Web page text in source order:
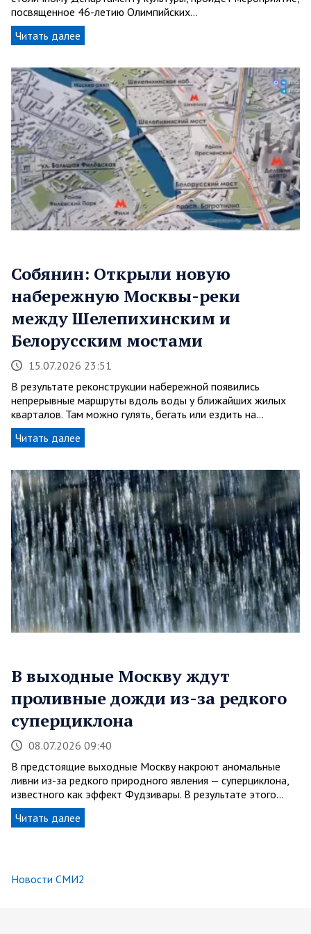
посвященное 46-летию Олимпийских…
Читать далее
Собянин: Открыли новую
набережную Москвы-реки
между Шелепихинским и
Белорусским мостами
15.07.2026 23:51
В результате реконструкции набережной появились
непрерывные маршруты вдоль воды у ближайших жилых
кварталов. Там можно гулять, бегать или ездить на…
Читать далее
В выходные Москву ждут
проливные дожди из-за редкого
суперциклона
08.07.2026 09:40
В предстоящие выходные Москву накроют аномальные
ливни из-за редкого природного явления — суперциклона,
известного как эффект Фудзивары. В результате этого…
Читать далее
Новости СМИ2